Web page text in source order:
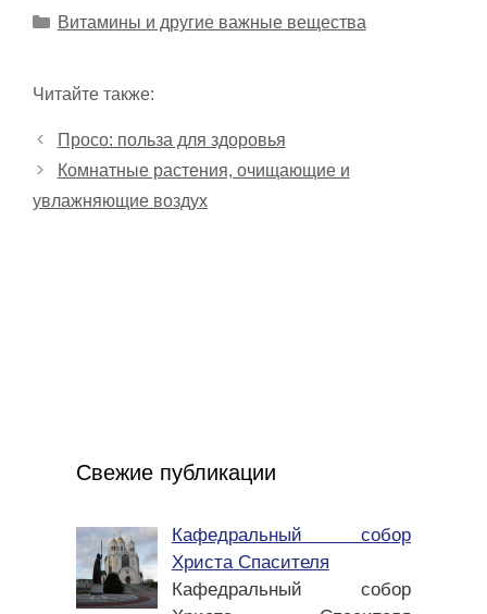
Рубрики
Витамины и другие важные вещества
Читайте также:
Просо: польза для здоровья
Комнатные растения, очищающие и
увлажняющие воздух
Свежие публикации
Кафедральный собор
Христа Спасителя
Кафедральный собор